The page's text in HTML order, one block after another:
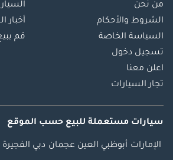
من نحن
الشروط والأحكام
السياسة الخاصة
تسجيل دخول
اعلن معنا
تجار السيارات
أخبار
قم
سيارات مستعملة للبيع حسب الموقع
الإمارات أبوظبي العين عجمان دبي الفجيرة